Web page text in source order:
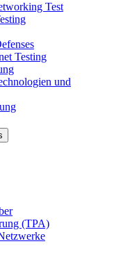
Test
Testing
und
(TPA)